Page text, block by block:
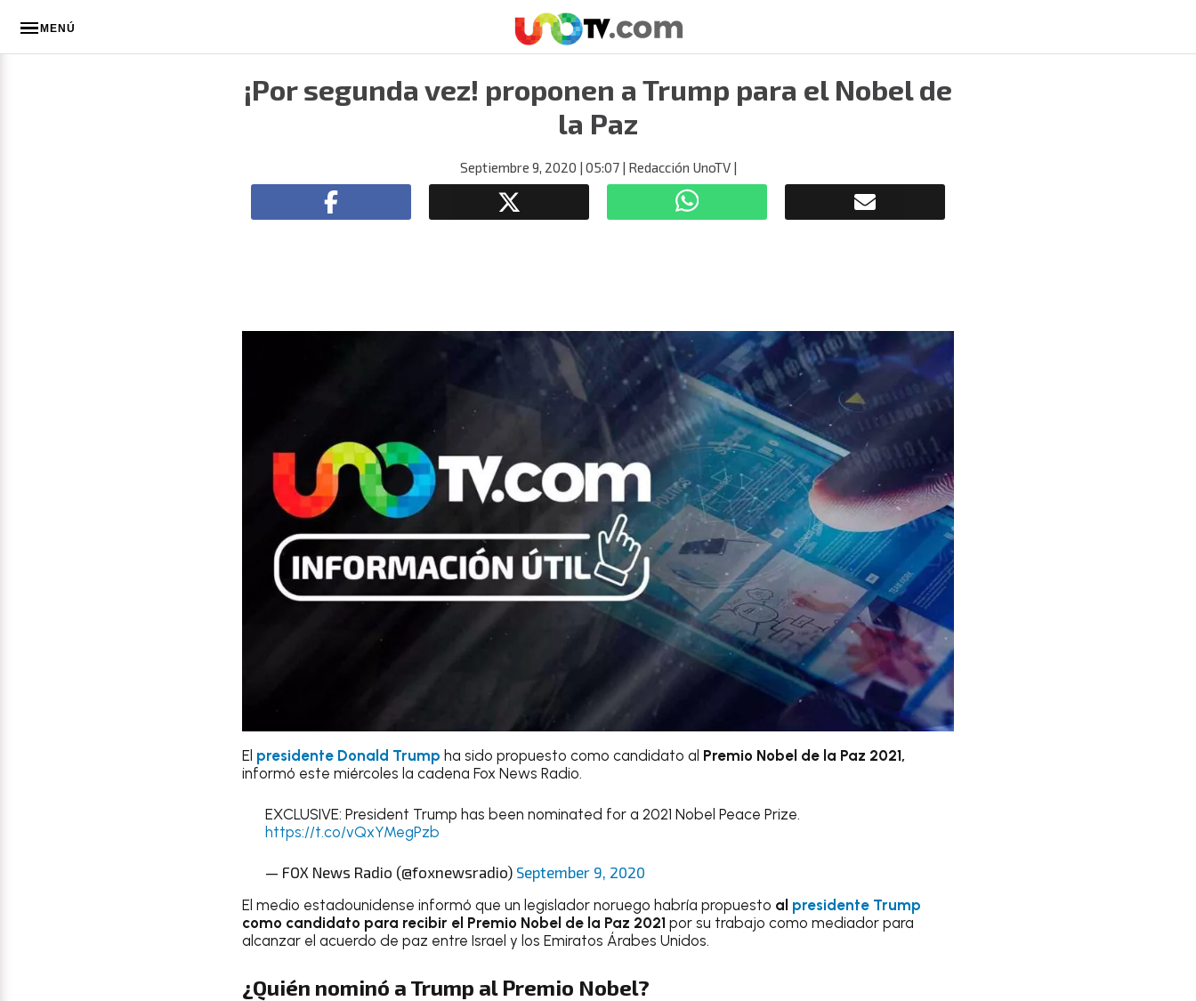
MENÚ
¡Por segunda vez! proponen a Trump para el Nobel de
la Paz
Septiembre 9, 2020 | 05:07| Redacción UnoTV|
El presidente Donald Trump ha sido propuesto como candidato al Premio Nobel de la Paz 2021,
informó este miércoles la cadena Fox News Radio.
EXCLUSIVE: President Trump has been nominated for a 2021 Nobel Peace Prize.
https://t.co/vQxYMegPzb
— FOX News Radio (@foxnewsradio) September 9, 2020
El medio estadounidense informó que un legislador noruego habría propuesto al presidente Trump
como candidato para recibir el Premio Nobel de la Paz 2021 por su trabajo como mediador para
alcanzar el acuerdo de paz entre Israel y los Emiratos Árabes Unidos.
¿Quién nominó a Trump al Premio Nobel?